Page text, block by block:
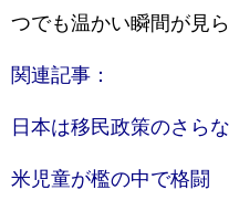
つでも温かい瞬間が見ら
関連記事：
日本は移民政策のさら
米児童が檻の中で格闘